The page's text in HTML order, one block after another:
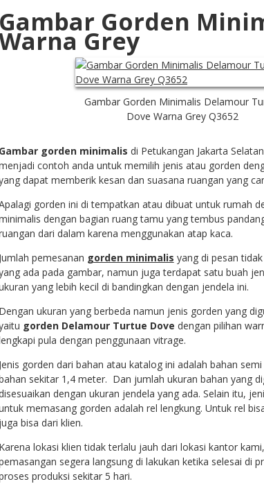
Gambar Gorden
Grey
Gambar Gorden Minimalis Delamour
Dove Warna Grey Q3652
Gambar gorden minimalis di Petukangan Jakarta
contoh anda untuk memilih jenis atau gorden
dapat memberik kesan dan suasana ruangan yang
gorden ini di tempatkan atau dibuat untuk rumah
dengan bagian ruang tamu yang tembus
dari dalam karena menggunakan atap kaca.
Jumlah pemesanan gorden minimalis yang di pesan
ada pada gambar, namun juga terdapat satu buah
yang lebih kecil di bandingkan dengan jendela ini.
Dengan ukuran yang berbeda namun jenis gorden yang
gorden Delamour Turtue Dove dengan pilihan
pula dengan penggunaan vitrage.
Jenis gorden dari bahan atau katalog ini adalah bahan
sekitar 1,4 meter. Dan jumlah ukuran bahan yang
dengan ukuran jendela yang ada. Selain itu,
memasang gorden adalah rel lengkung. Untuk rel
juga bisa dari klien.
Karena lokasi klien tidak terlalu jauh dari lokasi kantor
segera langsung di lakukan ketika selesai di
produksi sekitar 5 hari.